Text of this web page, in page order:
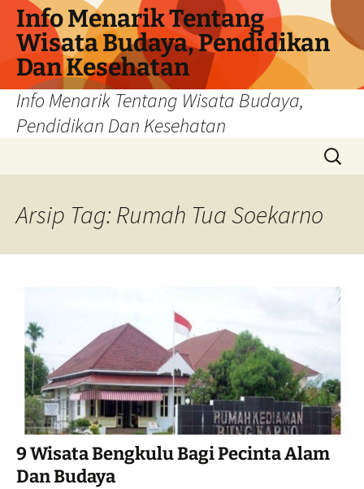
Info Menarik Tentang
Wisata Budaya, Pendidikan
Dan Kesehatan
Info Menarik Tentang Wisata Budaya,
Pendidikan Dan Kesehatan
Cari
untuk:
Arsip Tag: Rumah Tua Soekarno
9 Wisata Bengkulu Bagi Pecinta Alam
Dan Budaya